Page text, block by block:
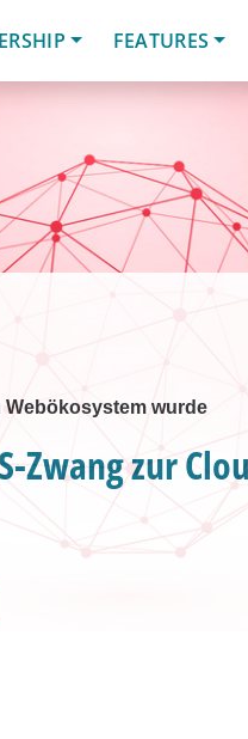
FEATURES
Webökosystem wurde
Zwang zur